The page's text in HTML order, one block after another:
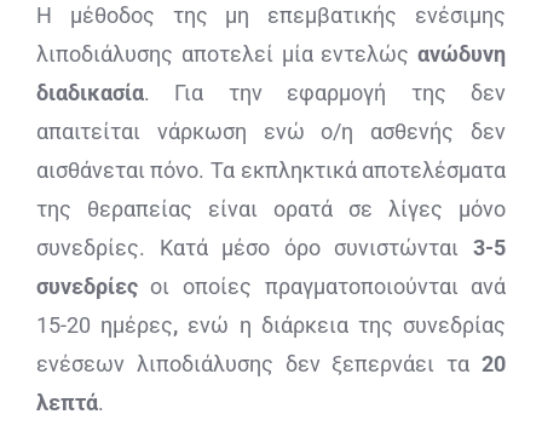
Η μέθοδος της μη επεμβατικής ενέσιμης
λιποδιάλυσης αποτελεί μία εντελώςανώδυνη
διαδικασία. Για την εφαρμογή της δεν
απαιτείται νάρκωση ενώ ο/η ασθενής δεν
αισθάνεται πόνο. Τα εκπληκτικά αποτελέσματα
της θεραπείας είναι ορατά σε λίγες μόνο
συνεδρίες. Κατά μέσο όρο συνιστώνται3-5
συνεδρίεςοι οποίες πραγματοποιούνται ανά
15-20 ημέρες, ενώ η διάρκεια της συνεδρίας
ενέσεων λιποδιάλυσης δεν ξεπερνάει τα20
λεπτά.